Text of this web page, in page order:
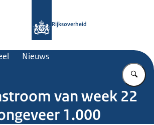
Rijksoverheid
Nieuws
van week 22
1.000